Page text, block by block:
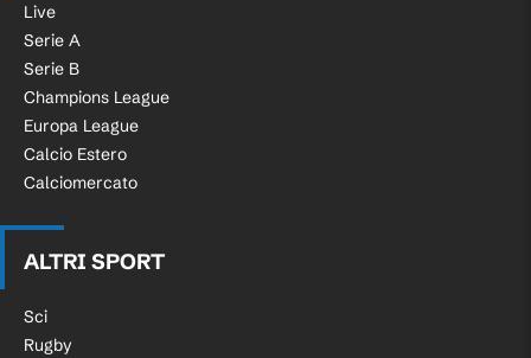
Live
Serie A
Serie B
Champions League
Europa League
Calcio Estero
Calciomercato
ALTRI SPORT
Sci
Rugby